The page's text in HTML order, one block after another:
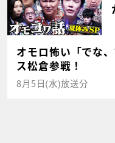
オモロ怖い「でな
ス松倉参戦！
8月5日(水)放送分